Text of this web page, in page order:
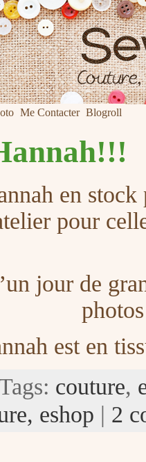
Me Contacter Blogroll
en stock
pour
jour de
photos
est en
couture,
eshop | 2